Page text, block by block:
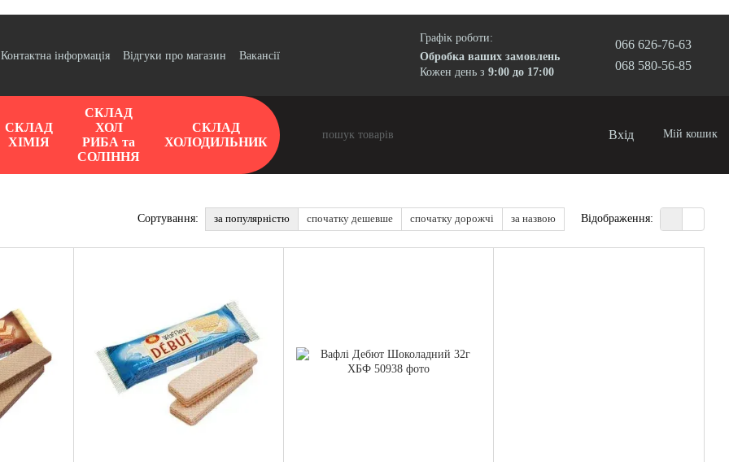
Контактна інформація Відгуки про магазин Вакансії
Графік роботи:
Обробка ваших замовлень
Кожен день з 9:00 до 17:00
066 626-76-63
068 580-56-85
СКЛАД
ХІМІЯ
СКЛАД
ХОЛ
РИБА та
СОЛІННЯ
СКЛАД
ХОЛОДИЛЬНИК
Вхід Мій кошик
Сортування: за популярністю спочатку дешевше спочатку дорожчі за назвою Відображення: